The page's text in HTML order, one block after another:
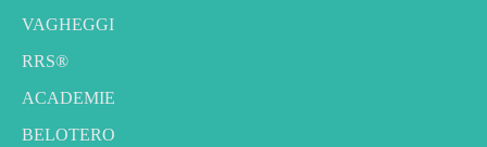
VAGHEGGI
RRS®
ACADEMIE
BELOTERO